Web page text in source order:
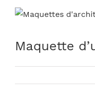
Skip
Maquette